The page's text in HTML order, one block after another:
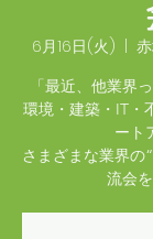
6月16日(火)
「最近、他業界
環境・建築・IT・
ート
さまざまな業界の
流会